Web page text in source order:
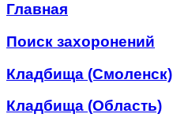
Главная
Поиск захоронений
Кладбища (Смоленск)
Кладбища (Область)